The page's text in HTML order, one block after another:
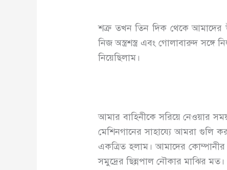
শত্রু তখন তিন দিক থেকে আমাদের
নিজ অস্ত্রশস্ত্র এবং গোলাবারুদ
নিয়েছিলাম।
আমার বাহিনীকে সরিয়ে নেওয়ার
মেশিনগানের সাহায্যে আমরা
একত্রিত হলাম। আমাদের কোম্পানীর
সমুদ্রের ছিন্নপাল নৌকার মাঝির